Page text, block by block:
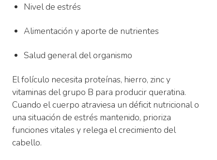
Nivel de estrés
Alimentación y aporte de nutrientes
Salud general del organismo
El folículo necesita proteínas, hierro, zinc y
vitaminas del grupo B para producir queratina.
Cuando el cuerpo atraviesa un déficit nutricional o
una situación de estrés mantenido, prioriza
funciones vitales y relega el crecimiento del
cabello.